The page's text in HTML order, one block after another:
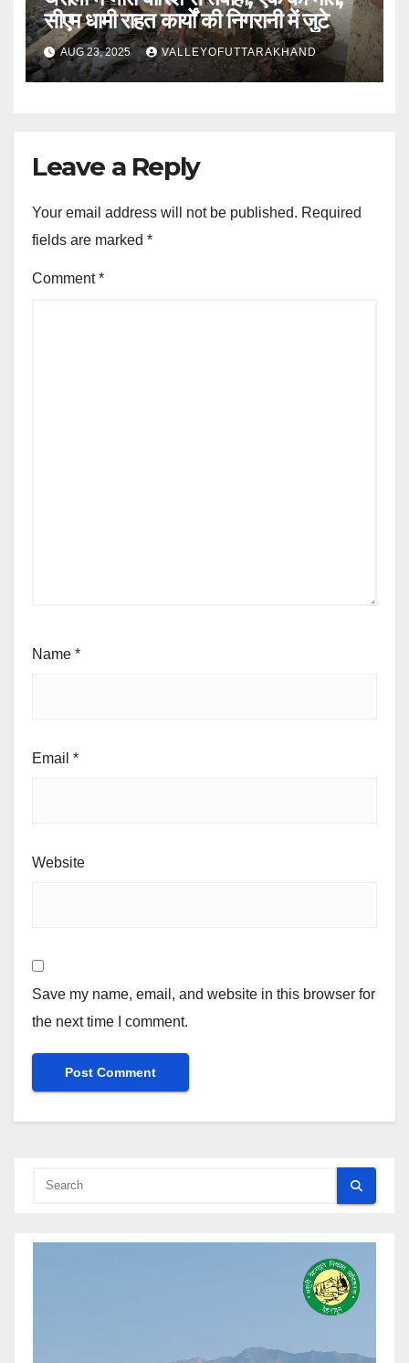
सीएम धामी राहत कार्यों की निगरानी में जुटे
AUG 23, 2025 VALLEYOFUTTARAKHAND
Leave a Reply
Your email address will not be published. Required
fields are marked *
Comment*
Name *
Email *
Website
Save my name, email, and website in this browser for
the next time I comment.